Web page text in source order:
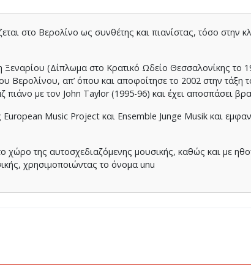
στο Βερολίνο ως συνθέτης και πιανίστας, τόσο στην
(Δίπλωμα στο Κρατικό Ωδείο Θεσσαλονίκης το
Βερολίνου, απ’ όπου και αποφοίτησε το 2002 στην τάξη
πιάνο με τον John Taylor (1995-96) και έχει αποσπάσει
Music Project και Ensemble Junge Musik και
της αυτοσχεδιαζόμενης μουσικής, καθώς και με
χρησιμοποιώντας το όνομα unu